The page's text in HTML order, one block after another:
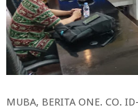
MUBA, BERITA ONE. CO.